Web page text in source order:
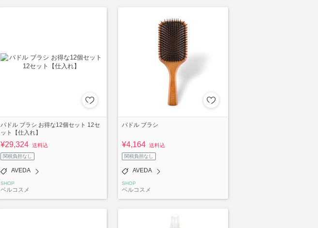
パドル ブラシ お得な12個セット 12セ
ット【仕入れ】
¥29,324 送料込
関税負担なし
AVEDA
SHOP
ベルコスメ
パドル ブラシ
¥4,164 送料込
関税負担なし
AVEDA
SHOP
ベルコスメ